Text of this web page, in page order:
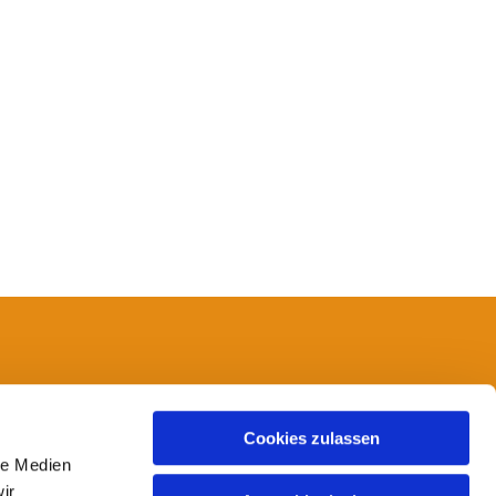
Medien
Cookies zulassen